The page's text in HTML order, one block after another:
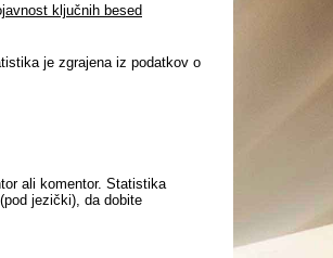
ključnih besed
je zgrajena iz podatkov o
ali komentor. Statistika
jezički), da dobite